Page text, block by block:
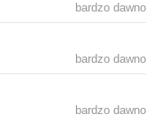
bardzo dawno
bardzo dawno
bardzo dawno